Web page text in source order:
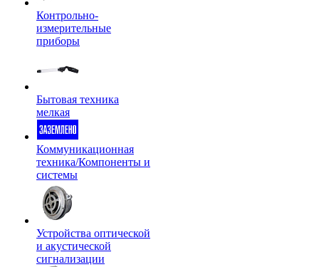
Контрольно-
измерительные
приборы
Бытовая техника
мелкая
Коммуникационная
техника/Компоненты и
системы
Устройства оптической
и акустической
сигнализации